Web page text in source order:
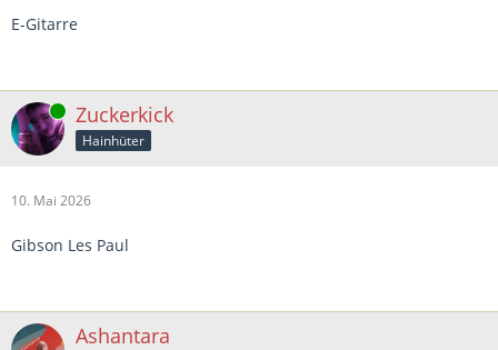
E-Gitarre
Online Zuckerkick
Hainhüter
10. Mai 2026
Gibson Les Paul
Ashantara